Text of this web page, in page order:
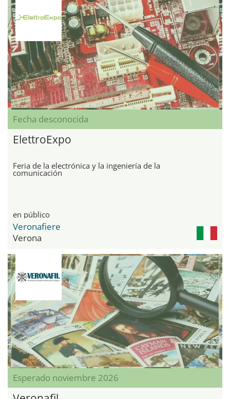
Fecha desconocida
ElettroExpo
Feria de la electrónica y la ingeniería de la
comunicación
en público
Veronafiere
Verona
Esperado noviembre 2026